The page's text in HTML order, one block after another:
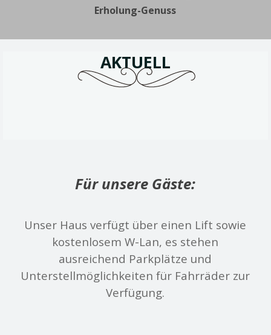
Erholung-Genuss
AKTUELL
Für unsere Gäste:
Unser Haus verfügt über einen Lift sowie
kostenlosem W-Lan, es stehen
ausreichend Parkplätze und
Unterstellmöglichkeiten für Fahrräder zur
Verfügung.